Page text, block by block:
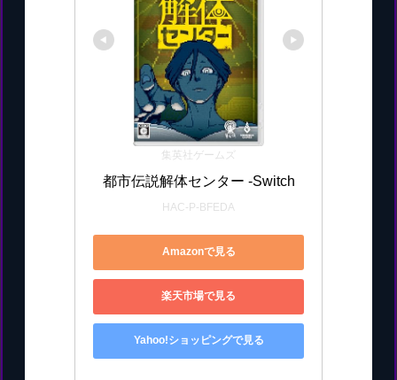
集英社ゲームズ
都市伝説解体センター -Switch
HAC-P-BFEDA
Amazonで見る
楽天市場で見る
Yahoo!ショッピングで見る